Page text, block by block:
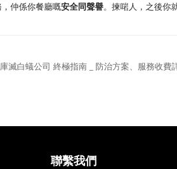
仲係你餐廳嘅安全同聲譽。揀啱人，之後你
滅白蟻公司 終極指南 _ 防治方案、服務收費
聯繫我們